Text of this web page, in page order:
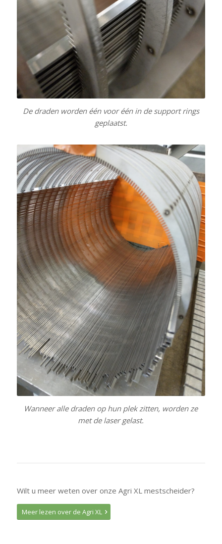
De draden worden één voor één in de support rings
geplaatst.
Wanneer alle draden op hun plek zitten, worden ze
met de laser gelast.
Wilt u meer weten over onze Agri XL mestscheider?
Meer lezen over de Agri XL